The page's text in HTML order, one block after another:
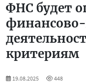
ФНС будет
критериям
19.08.2025 448